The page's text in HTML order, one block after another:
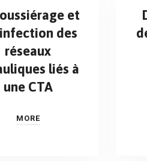
et
des
réseaux
liés à
une CTA
MORE